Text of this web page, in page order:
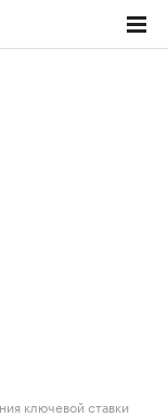
ключевой ставки